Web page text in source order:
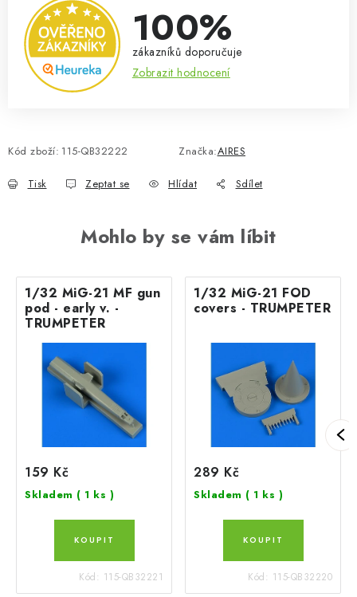
100%
zákazníků doporučuje
Zobrazit hodnocení
Kód zboží: 115-QB32222 Značka:AIRES
Tisk Zeptat se Hlídat Sdílet
Mohlo by se vám líbit
1/32 MiG-21 MF gun
pod - early v. -
TRUMPETER
159 Kč
Skladem ( 1 ks )
Kód: 115-QB32221
1/32 MiG-21 FOD
covers - TRUMPETER
289 Kč
Skladem ( 1 ks )
Kód: 115-QB32220